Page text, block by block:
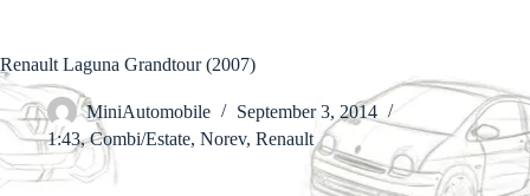
Renault Laguna Grandtour (2007)
MiniAutomobile
September 3, 2014
1:43,Combi/Estate, Norev, Renault